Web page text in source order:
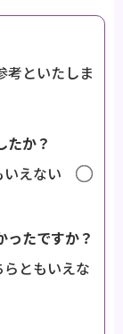
考といたしま
たか？
えない
ったですか？
らともいえな